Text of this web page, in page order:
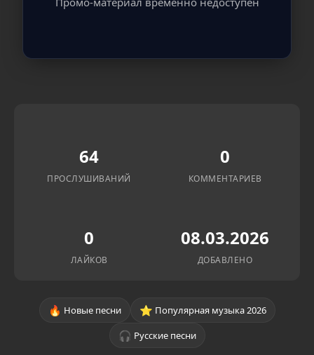
64
ПРОСЛУШИВАНИЙ
0
КОММЕНТАРИЕВ
0
ЛАЙКОВ
08.03.2026
ДОБАВЛЕНО
🔥 Новые песни ⭐ Популярная музыка 2026
🎧 Русские песни